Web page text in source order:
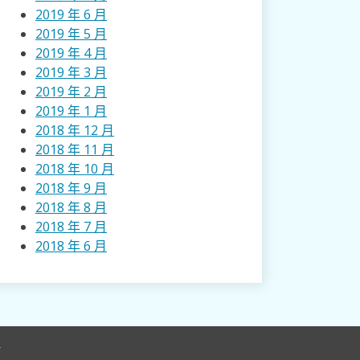
2019 年 6 月
2019 年 5 月
2019 年 4 月
2019 年 3 月
2019 年 2 月
2019 年 1 月
2018 年 12 月
2018 年 11 月
2018 年 10 月
2018 年 9 月
2018 年 8 月
2018 年 7 月
2018 年 6 月